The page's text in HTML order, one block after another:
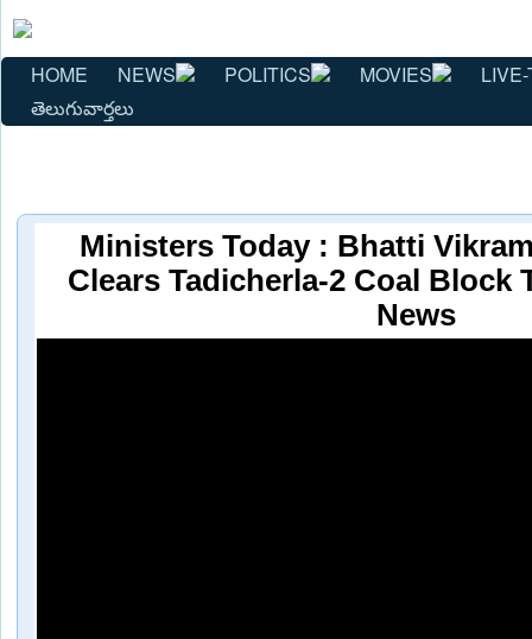
HOME NEWS POLITICS MOVIES
తెలుగువార్తలు
Ministers Today : Bhatti
Clears Tadicherla-2 Coal Block
News